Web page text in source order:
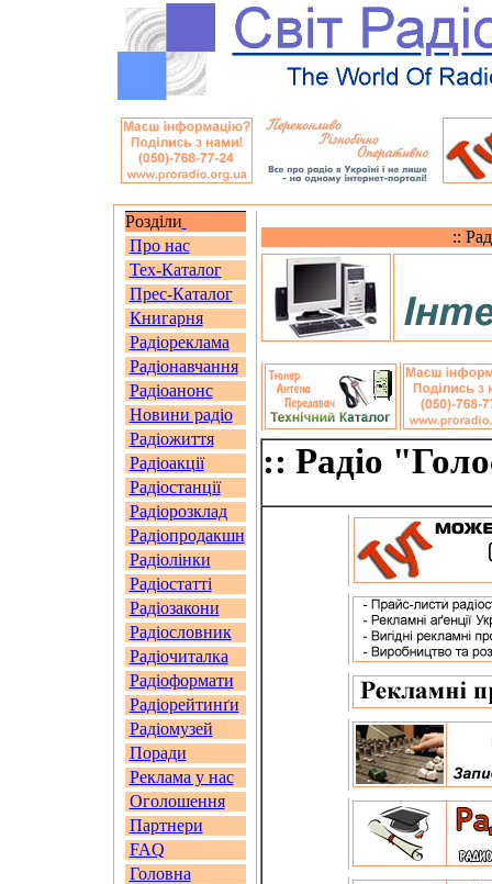
Розділи
Про нас
Тех-Каталог
Прес-Каталог
Книгарня
Радіореклама
Радіонавчання
Радіоанонс
Новини радіо
Радіожиття
Радіоакції
Радіостанції
Радіорозклад
Радіопродакшн
Радіолінки
Радіостатті
Радіозакони
Радіословник
Радіочиталка
Радіоформати
Радіорейтинґи
Радіомузей
Поради
Реклама у нас
Оголошення
Партнери
FAQ
Головна
::
:: Радіо